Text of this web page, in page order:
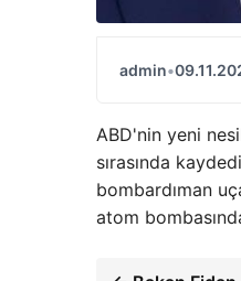
admin•
ABD'nin yeni
sırasında
bombardıman
atom